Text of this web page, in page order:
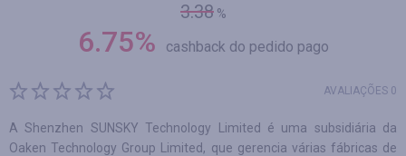
3.38%
6.75% cashback do pedido pago
AVALIAÇÕES 0
A Shenzhen SUNSKY Technology Limited é uma subsidiária da
Oaken Technology Group Limited, que gerencia várias fábricas de